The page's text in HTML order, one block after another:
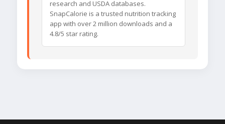
research and USDA databases.
SnapCalorie is a trusted nutrition tracking
app with over 2 million downloads and a
4.8/5 star rating.